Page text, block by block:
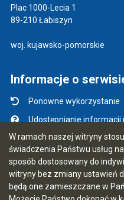
W ramach naszej witryny
świadczenia Państwu usług
sposób dostosowany do
witryny bez zmiany ustawień
będą one zamieszczane w
Plac 1000-Lecia 1
89-210 Łabiszyn
woj. kujawsko-pomorskie
Informacje o
Ponowne wykorzystanie
Udostępnianie informacji
Mapa serwisu
Instrukcja obsługi
Statystyki oglądalności